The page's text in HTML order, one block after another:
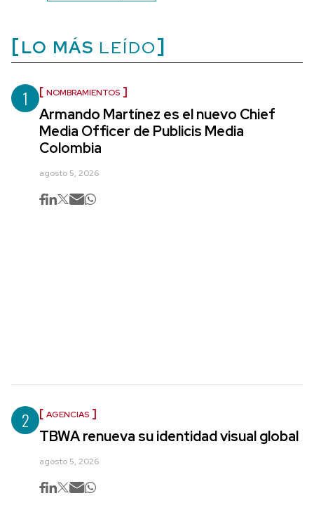
LO MÁS LEÍDO
1 NOMBRAMIENTOS
Armando Martínez es el nuevo Chief
Media Officer de Publicis Media
Colombia
agosto 5, 2026
2 AGENCIAS
TBWA renueva su identidad visual global
agosto 5, 2026